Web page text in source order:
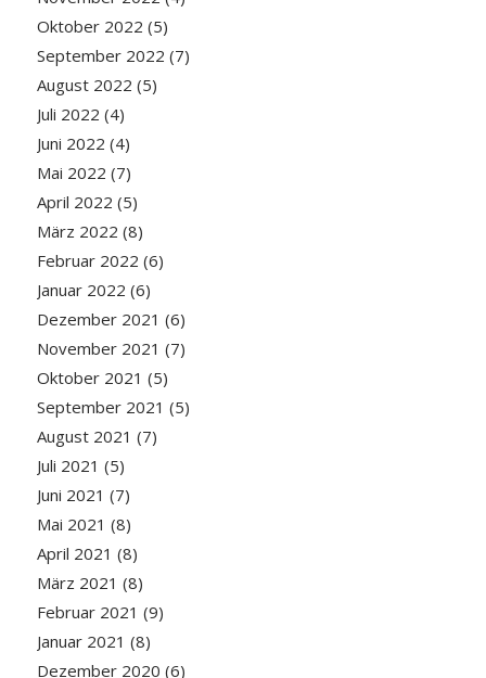
Oktober 2022 (5)
September 2022 (7)
August 2022 (5)
Juli 2022 (4)
Juni 2022 (4)
Mai 2022 (7)
April 2022 (5)
März 2022 (8)
Februar 2022 (6)
Januar 2022 (6)
Dezember 2021 (6)
November 2021 (7)
Oktober 2021 (5)
September 2021 (5)
August 2021 (7)
Juli 2021 (5)
Juni 2021 (7)
Mai 2021 (8)
April 2021 (8)
März 2021 (8)
Februar 2021 (9)
Januar 2021 (8)
Dezember 2020 (6)